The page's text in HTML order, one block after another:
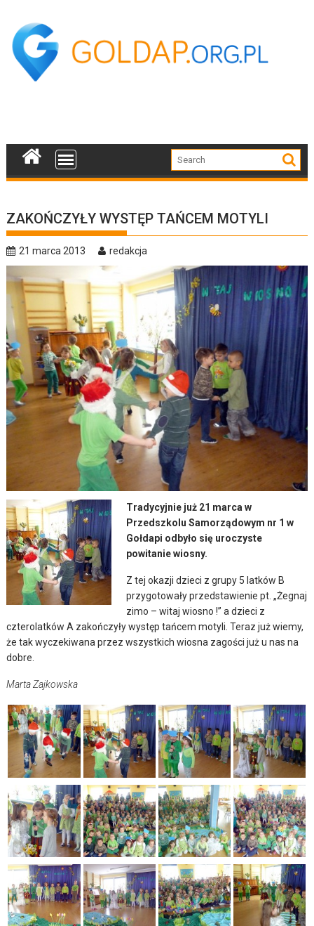
content
ZAKOŃCZYŁY WYSTĘP TAŃCEM MOTYLI
21 marca 2013 redakcja
Tradycyjnie już 21 marca w
Przedszkolu Samorządowym nr 1 w
Gołdapi odbyło się uroczyste
powitanie wiosny.
Z tej okazji dzieci z grupy 5 latków B
przygotowały przedstawienie pt. „Żegnaj
zimo – witaj wiosno !” a dzieci z
czterolatków A zakończyły występ tańcem motyli. Teraz już wiemy,
że tak wyczekiwana przez wszystkich wiosna zagości już u nas na
dobre.
Marta Zajkowska